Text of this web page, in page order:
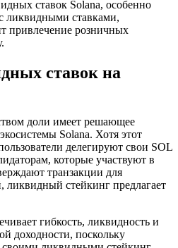
ставок Solana, особенно
ликвидными ставками,
привлечение розничных
ставок на
доли имеет решающее
Solana. Хотя этот
делегируют свои SOL
которые участвуют в
транзакции для
ликвидный стейкинг предлагает
гибкость, ликвидность и
доходности, поскольку